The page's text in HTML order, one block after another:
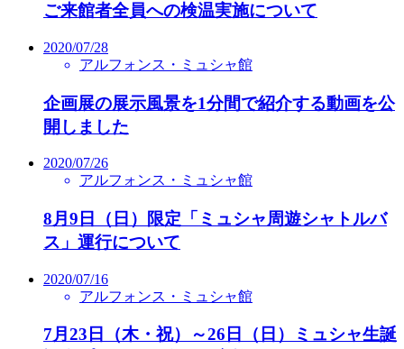
ご来館者全員への検温実施について
2020/07/28
アルフォンス・ミュシャ館
企画展の展示風景を1分間で紹介する動画を公
開しました
2020/07/26
アルフォンス・ミュシャ館
8月9日（日）限定「ミュシャ周遊シャトルバ
ス」運行について
2020/07/16
アルフォンス・ミュシャ館
7月23日（木・祝）～26日（日）ミュシャ生誕